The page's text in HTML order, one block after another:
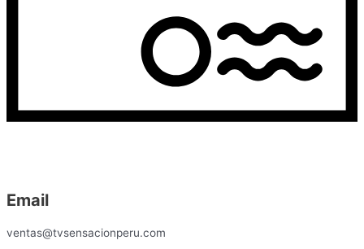
Email
ventas@tvsensacionperu.com